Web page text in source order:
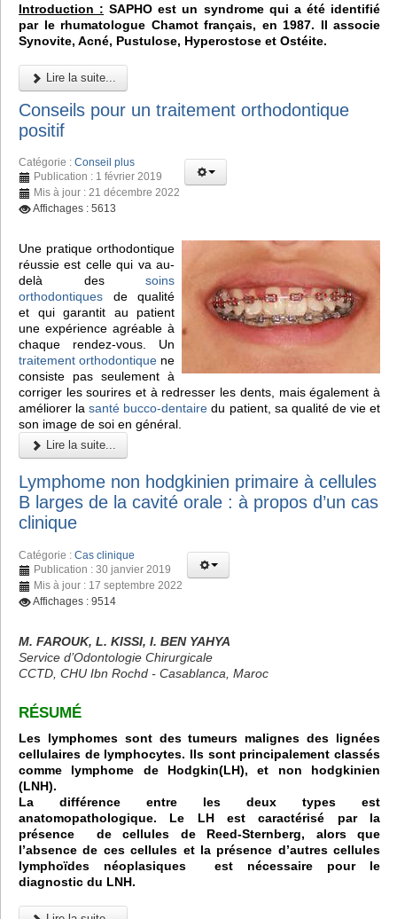
Introduction : SAPHO est un syndrome qui a été identifié
par le rhumatologue Chamot français, en 1987. Il associe
Synovite, Acné, Pustulose, Hyperostose et Ostéite.
Lire la suite...
Conseils pour un traitement orthodontique
positif
Catégorie : Conseil plus
Publication : 1 février 2019
Mis à jour : 21 décembre 2022
Affichages : 5613
Une pratique orthodontique
réussie est celle qui va au-
delà des soins
orthodontiques de qualité
et qui garantit au patient
une expérience agréable à
chaque rendez-vous. Un
traitement orthodontique ne
consiste pas seulement à
corriger les sourires et à redresser les dents, mais également à
améliorer lasanté bucco-dentaire du patient, sa qualité de vie et
son image de soi en général.
Lire la suite...
Lymphome non hodgkinien primaire à cellules
B larges de la cavité orale : à propos d’un cas
clinique
Catégorie : Cas clinique
Publication : 30 janvier 2019
Mis à jour : 17 septembre 2022
Affichages : 9514
M. FAROUK, L. KISSI, I. BEN YAHYA
Service d’Odontologie Chirurgicale
CCTD, CHU Ibn Rochd - Casablanca, Maroc
RÉSUMÉ
Les lymphomes sont des tumeurs malignes des lignées
cellulaires de lymphocytes. Ils sont principalement classés
comme lymphome de Hodgkin(LH), et non hodgkinien
(LNH).
La différence entre les deux types est
anatomopathologique. Le LH est caractérisé par la
présence de cellules de Reed-Sternberg, alors que
l’absence de ces cellules et la présence d’autres cellules
lymphoïdes néoplasiques est nécessaire pour le
diagnostic du LNH.